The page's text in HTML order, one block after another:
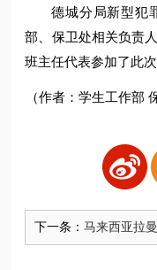
德城分局新型犯
部、保卫处相关负责
班主任代表参加了此次
（作者：学生工作部
下一条：马来西亚拉